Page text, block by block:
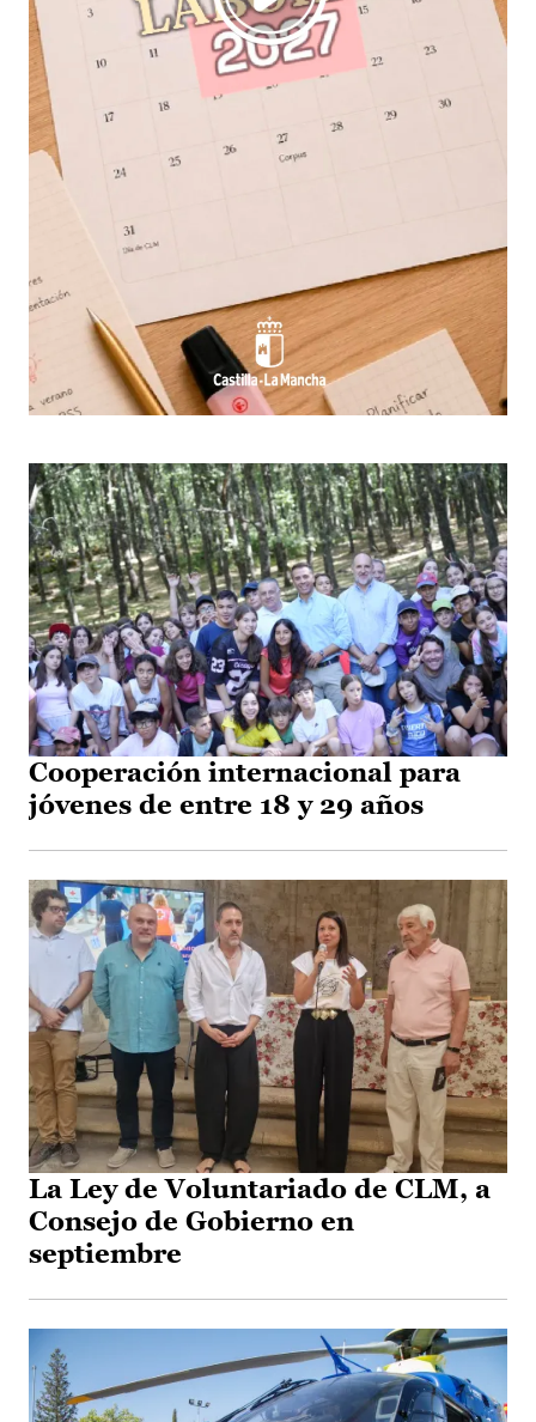
Cooperación internacional para
jóvenes de entre 18 y 29 años
La Ley de Voluntariado de CLM, a
Consejo de Gobierno en
septiembre